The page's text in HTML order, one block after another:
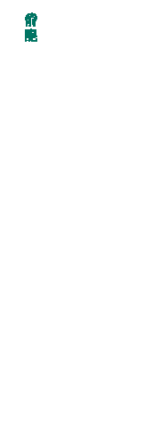
前の記事
前の記事
前の記事
前の記事
前の記事
前の記事
前の記事
前の記事
前の記事
前の記事
前の記事
前の記事
前の記事
前の記事
前の記事
前の記事
前の記事
前の記事
前の記事
前の記事
前の記事
前の記事
前の記事
前の記事
前の記事
前の記事
前の記事
前の記事
前の記事
前の記事
前の記事
前の記事
前の記事
前の記事
前の記事
前の記事
前の記事
前の記事
前の記事
前の記事
前の記事
前の記事
前の記事
前の記事
前の記事
前の記事
前の記事
前の記事
前の記事
前の記事
前の記事
前の記事
前の記事
前の記事
前の記事
前の記事
前の記事
前の記事
前の記事
前の記事
前の記事
前の記事
前の記事
前の記事
前の記事
前の記事
前の記事
前の記事
前の記事
前の記事
前の記事
前の記事
前の記事
前の記事
前の記事
前の記事
前の記事
前の記事
前の記事
前の記事
前の記事
前の記事
前の記事
前の記事
前の記事
前の記事
前の記事
前の記事
前の記事
前の記事
前の記事
前の記事
前の記事
前の記事
前の記事
前の記事
前の記事
前の記事
前の記事
前の記事
前の記事
前の記事
前の記事
前の記事
前の記事
前の記事
前の記事
前の記事
前の記事
前の記事
前の記事
前の記事
前の記事
前の記事
前の記事
前の記事
前の記事
前の記事
前の記事
前の記事
前の記事
前の記事
前の記事
前の記事
前の記事
前の記事
前の記事
前の記事
前の記事
前の記事
前の記事
前の記事
前の記事
前の記事
前の記事
前の記事
前の記事
前の記事
前の記事
前の記事
前の記事
前の記事
前の記事
前の記事
前の記事
前の記事
前の記事
前の記事
前の記事
前の記事
前の記事
前の記事
前の記事
前の記事
前の記事
前の記事
前の記事
前の記事
前の記事
前の記事